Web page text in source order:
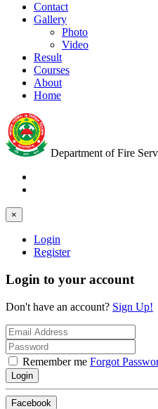
Contact
Gallery
Photo
Video
Result
Courses
About
Home
Department of Fire
×
Login
Register
Login to your account
Don't have an account? Sign Up!
Remember me Forgot
Login
Facebook